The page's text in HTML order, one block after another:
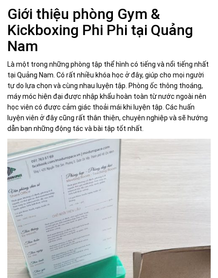
Giới thiệu phòng Gym &
Kickboxing Phi Phi tại Quảng
Nam
Là một trong những phòng tập thể hình có tiếng và nổi tiếng nhất
tại Quảng Nam. Có rất nhiều khóa học ở đây, giúp cho mọi người
tự do lựa chọn và cùng nhau luyện tập. Phòng ốc thông thoáng,
máy móc hiện đại được nhập khẩu hoàn toàn từ nước ngoài nên
học viên có được cảm giác thoải mái khi luyện tập. Các huấn
luyện viên ở đây cũng rất thân thiện, chuyên nghiệp và sẽ hướng
dẫn bạn những động tác và bài tập tốt nhất.